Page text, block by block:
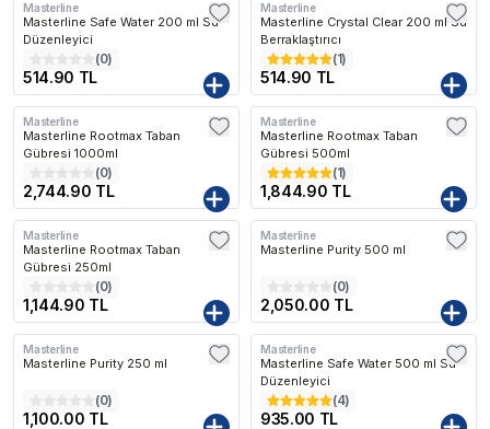
Masterline
Masterline Safe Water 200 ml Su
Düzenleyici
(0)
514.90 TL
Masterline
Masterline Crystal Clear 200 ml Su
Berraklaştırıcı
(1)
514.90 TL
Masterline
Masterline Rootmax Taban
Gübresi 1000ml
(0)
2,744.90 TL
Masterline
Masterline Rootmax Taban
Gübresi 500ml
(1)
1,844.90 TL
Masterline
Masterline Rootmax Taban
Gübresi 250ml
(0)
1,144.90 TL
Kargo Bedava
Masterline
Masterline Purity 500 ml
(0)
2,050.00 TL
Kargo Bedava
Masterline
Masterline Purity 250 ml
(0)
1,100.00 TL
Kargo Bedava
Masterline
Masterline Safe Water 500 ml Su
Düzenleyici
(4)
935.00 TL